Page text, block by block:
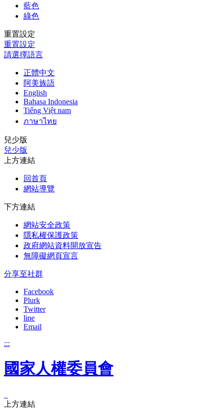
藍色
綠色
重置設定
重置設定
請選擇語言
正體中文
阿美族語
English
Bahasa Indonesia
Tiếng Việt nam
ภาษาไทย
兒少版
兒少版
上方連結
回首頁
網站導覽
下方連結
網站安全政策
隱私權保護政策
政府網站資料開放宣告
無障礙網頁宣言
分享至社群
Facebook
Plurk
Twitter
line
Email
:::
國家人權委員會
上方連結